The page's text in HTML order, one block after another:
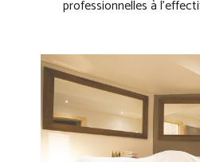
professionnelles à